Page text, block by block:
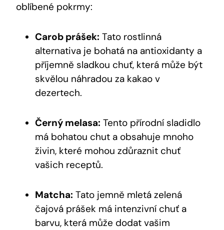
oblíbené pokrmy:
Carob prášek: ⁤Tato rostlinná
alternativa je‌ bohatá​ na ‍antioxidanty a
příjemně sladkou chuť,​ která⁢ může být
skvělou náhradou ⁤za ‍kakao v ​
dezertech.
Černý melasa: Tento⁣ přírodní‌ sladidlo
má ​bohatou chut‍ a obsahuje mnoho
živin, které ​mohou zdůraznit chuť
vašich receptů.
Matcha: ⁣Tato jemně mletá zelená
čajová prášek má intenzivní chuť a
barvu, která ‌může dodat vašim